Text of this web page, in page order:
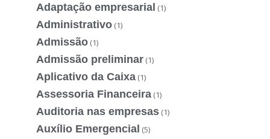
Adaptação empresarial (1)
Administrativo (1)
Admissão (1)
Admissão preliminar (1)
Aplicativo da Caixa (1)
Assessoria Financeira (1)
Auditoria nas empresas (1)
Auxílio Emergencial (5)